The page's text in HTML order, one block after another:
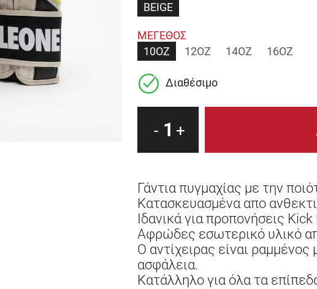
BEIGE
ΜΕΓΕΘΟΣ
10OZ
12OZ 14OZ 16OZ
Διαθέσιμο
- 1 +
Γάντια πυγμαχίας με την
Κατασκευασμένα απο
Ιδανικά για προπονήσεις
Αφρώδες εσωτερικό υλικό
Ο αντίχειρας είναι
ασφάλεια.
Κατάλληλο για όλα τα